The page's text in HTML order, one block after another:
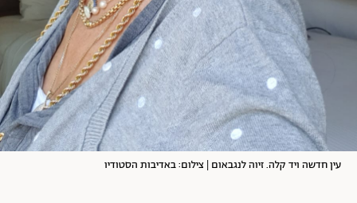
עין חדשה ויד קלה. זיוה לנגבאום | צילום: באדיבות הסטודיו